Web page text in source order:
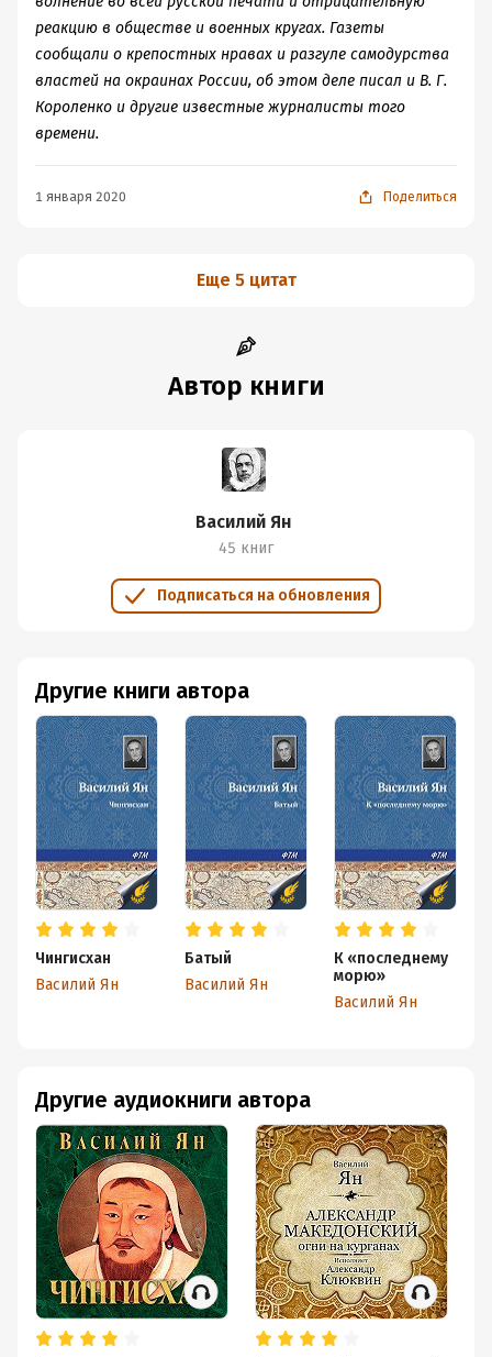
реакцию в обществе и военных кругах. Газеты
сообщали о крепостных нравах и разгуле самодурства
властей на окраинах России, об этом деле писал и В. Г.
Короленко и другие известные журналисты того
времени.
1 января 2020 Поделиться
Еще 5 цитат
Автор книги
Василий Ян
45 книг
Подписаться на обновления
Другие книги автора
Чингисхан
Василий Ян
Батый
Василий Ян
К «последнему
морю»
Василий Ян
Другие аудиокниги автора